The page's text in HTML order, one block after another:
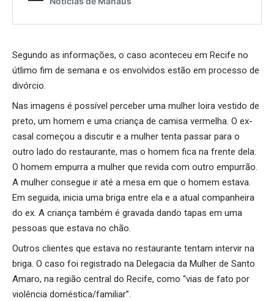
Segundo as informações, o caso aconteceu em Recife no
útlimo fim de semana e os envolvidos estão em processo de
divórcio.
Nas imagens é possível perceber uma mulher loira vestido de
preto, um homem e uma criança de camisa vermelha. O ex-
casal começou a discutir e a mulher tenta passar para o
outro lado do restaurante, mas o homem fica na frente dela.
O homem empurra a mulher que revida com outro empurrão.
A mulher consegue ir até a mesa em que o homem estava.
Em seguida, inicia uma briga entre ela e a atual companheira
do ex. A criança também é gravada dando tapas em uma
pessoas que estava no chão.
Outros clientes que estava no restaurante tentam intervir na
briga. O caso foi registrado na Delegacia da Mulher de Santo
Amaro, na região central do Recife, como “vias de fato por
violência doméstica/familiar”.